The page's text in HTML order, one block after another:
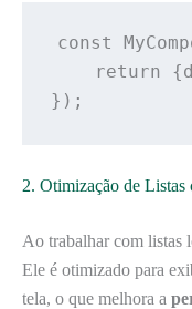
const
    return
});
2. Otimização de
Ao trabalhar com listas
Ele é otimizado para
tela, o que melhora a